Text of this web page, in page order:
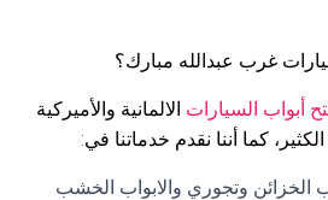
غرب عبدالله مبارك؟
أبواب السيارات الالمانية والأميركية
الكثير، كما أننا نقدم خدماتنا في:
الخزائن وتجوري والابواب الخشب